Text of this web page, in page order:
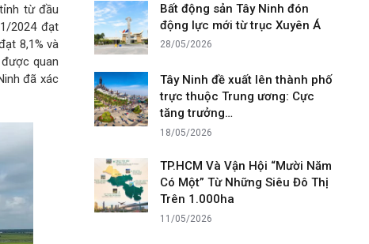
từ đầu
2024 đạt
8,1% và
quan
đã xác
Bất động sản Tây Ninh đón
động lực mới từ trục Xuyên Á
28/05/2026
Tây Ninh đề xuất lên thành phố
trực thuộc Trung ương: Cực
tăng trưởng…
18/05/2026
TP.HCM Và Vận Hội “Mười Năm
Có Một” Từ Những Siêu Đô Thị
Trên 1.000ha
11/05/2026